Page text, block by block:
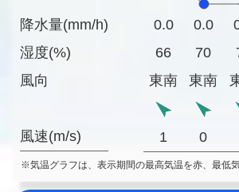
降水量(mm/h)
湿度(%)
風向
風速(m/s)
0.0 0.0
66
70
東南
東南
1 0
※気温グラフは、表示期間の最高気温を赤、最低